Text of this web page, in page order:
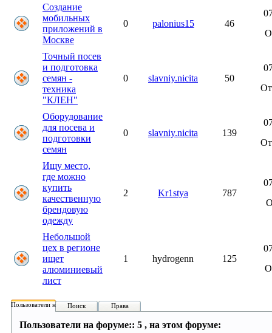
Создание
мобильных
приложений в
Москве
0 palonius15 46
Точный посев
и подготовка
семян -
техника
"КЛЕН"
0 slavniy.nicita 50
Оборудование
для посева и
подготовки
семян
0 slavniy.nicita 139
Ищу место,
где можно
купить
качественную
брендовую
одежду
2 Kr1stya 787
Небольшой
цех в регионе
ищет
алюминиевый
лист
1 hydrogenn 125
Пользователи на форуме:
Поиск Права
Пользователи на форуме:: 5 , на этом форуме: